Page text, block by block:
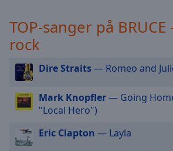
opens
subtitles
settings
dialog
subtitles
off
selected
Audio
Track
TOP-sanger på BRUCE
rock
Dire Straits— Romeo and
Mark Knopfler— Going
"Local Hero")
Eric Clapton — Layla